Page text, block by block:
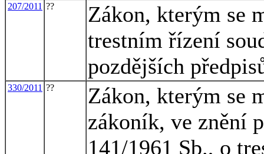
207/2011 ??
Zákon, kterým se
trestním řízení
pozdějších
330/2011 ??
Zákon, kterým se
zákoník, ve znění
141/1961 Sb., o